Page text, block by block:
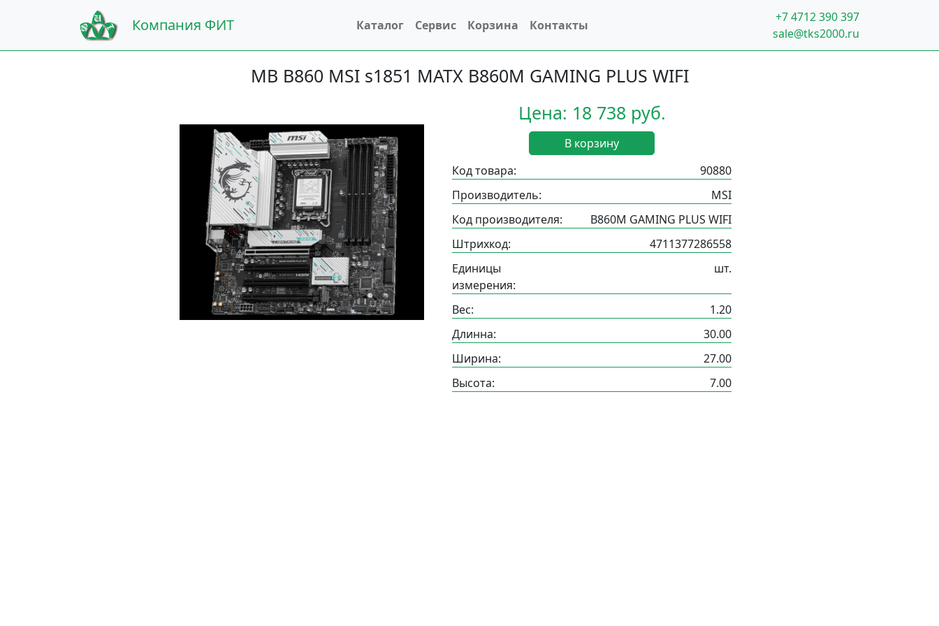
Компания ФИТ Каталог Сервис Корзина Контакты
+7 4712 390 397
sale@tks2000.ru
MB B860 MSI s1851 MATX B860M GAMING PLUS WIFI
Цена: 18 738 руб.
В корзину
Код товара:
90880
Производитель:
MSI
Код производителя:
B860M GAMING PLUS WIFI
Штрихкод:
4711377286558
Единицы
измерения:
шт.
Вес:
1.20
Длинна:
30.00
Ширина:
27.00
Высота:
7.00